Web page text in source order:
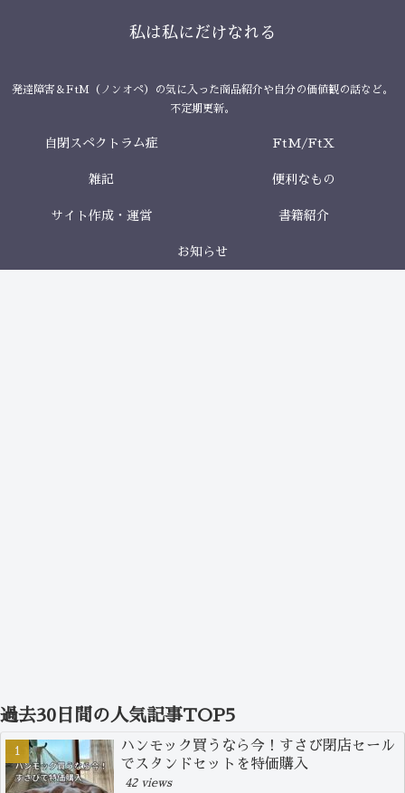
私は私にだけなれる
発達障害＆FtM（ノンオペ）の気に入った商品紹介や自分の価値観の話など。
不定期更新。
自閉スペクトラム症 FtM/FtX
雑記 便利なもの
サイト作成・運営 書籍紹介
お知らせ
過去30日間の人気記事TOP5
ハンモック買うなら今！すさび閉店セール
でスタンドセットを特価購入
42 views